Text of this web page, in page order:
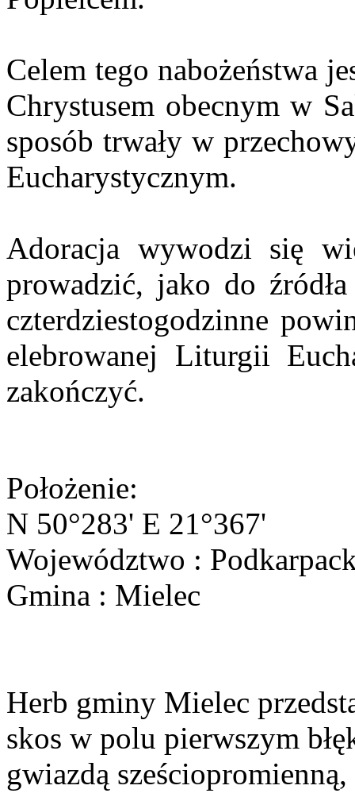
Celem tego nabożeństwa
Chrystusem obecnym w
sposób trwały w
Eucharystycznym.
Adoracja wywodzi się
prowadzić, jako do
czterdziestogodzinne
elebrowanej Liturgii
zakończyć.
Położenie:
N 50°283' E 21°367'
Województwo :
Gmina : Mielec
Herb gminy Mielec
skos w polu pierwszym
gwiazdą